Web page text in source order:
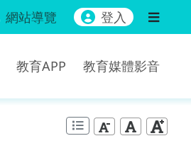
網站導覽 登入
教育APP 教育媒體影音